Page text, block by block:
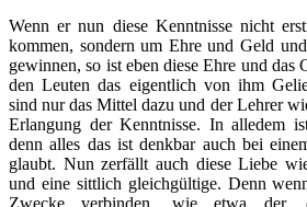
Wenn er nun diese Kenntnisse nicht
kommen, sondern um Ehre und Geld
gewinnen, so ist eben diese Ehre und das
den Leuten das eigentlich von ihm
sind nur das Mittel dazu und der Lehrer
Erlangung der Kenntnisse. In alledem
denn alles das ist denkbar auch bei
glaubt. Nun zerfällt auch diese Liebe
und eine sittlich gleichgültige. Denn